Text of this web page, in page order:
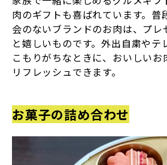
肉のギフトも喜ばれています。普
会のないブランドのお肉は、プレ
と嬉しいものです。外出自粛やテ
こもりがちなときに、おいしいお
リフレッシュできます。
お菓子の詰め合わせ